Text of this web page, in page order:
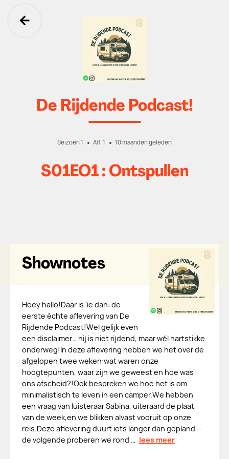
Ga terug
De Rijdende Podcast!
Seizoen 1 Afl. 1 10 maanden geleden
S01EO1 : Ontspullen
Shownotes
Heey hallo!Daar is ‘ie dan: de
eerste échte aflevering van De
Rijdende Podcast!Wel gelijk even
een disclaimer… hij is niet rijdend, maar wél hartstikke
onderweg!In deze aflevering hebben we het over de
afgelopen twee weken:wat waren onze
hoogtepunten, waar zijn we geweest en hoe was
ons afscheid?!Ook bespreken we hoe het is om
minimalistisch te leven in een camper.We hebben
een vraag van luisteraar Sabina, uiteraard de plaat
van de week,en we blikken alvast vooruit op onze
reis.Deze aflevering duurt iets langer dan gepland —
de volgende proberen we rond … lees meer